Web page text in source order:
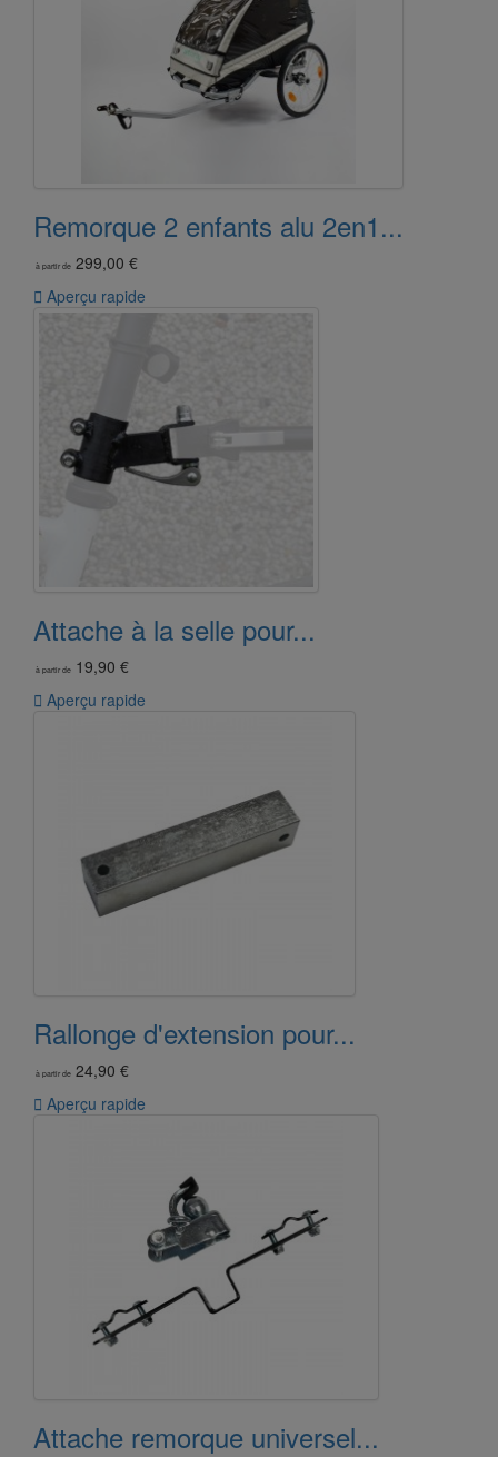
Remorque 2 enfants alu 2en1...
à partir de 299,00 €
 Aperçu rapide
Attache à la selle pour...
à partir de 19,90 €
 Aperçu rapide
Rallonge d'extension pour...
à partir de 24,90 €
 Aperçu rapide
Attache remorque universel...